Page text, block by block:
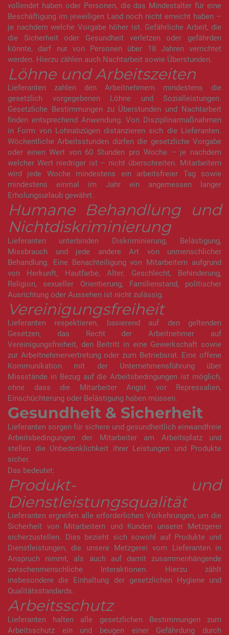
vollendet haben oder Personen, die das Mindestalter für eine
Beschäftigung im jeweiligen Land noch nicht erreicht haben –
je nachdem welche Vorgabe höher ist. Gefährliche Arbeit, die
die Sicherheit oder Gesundheit verletzen oder gefährden
könnte, darf nur von Personen über 18 Jahren verrichtet
werden. Hierzu zählen auch Nachtarbeit sowie Überstunden.
Löhne und Arbeitszeiten
Lieferanten zahlen den Arbeitnehmern mindestens die
gesetzlich vorgegebenen Löhne und Sozialleistungen.
Gesetzliche Bestimmungen zu Überstunden und Nachtarbeit
finden entsprechend Anwendung. Von Disziplinarmaßnahmen
in Form von Lohnabzügen distanzieren sich die Lieferanten.
Wöchentliche Arbeitsstunden dürfen die gesetzliche Vorgabe
oder einen Wert von 60 Stunden pro Woche – je nachdem
welcher Wert niedriger ist – nicht überschreiten. Mitarbeitern
wird jede Woche mindestens ein arbeitsfreier Tag sowie
mindestens einmal im Jahr ein angemessen langer
Erholungsurlaub gewährt.
Humane Behandlung und
Nichtdiskriminierung
Lieferanten unterbinden Diskriminierung, Belästigung,
Missbrauch und jede andere Art von unmenschlicher
Behandlung. Eine Benachteiligung von Mitarbeitern aufgrund
von Herkunft, Hautfarbe, Alter, Geschlecht, Behinderung,
Religion, sexueller Orientierung, Familienstand, politischer
Ausrichtung oder Aussehen ist nicht zulässig.
Vereinigungsfreiheit
Lieferanten respektieren, basierend auf den geltenden
Gesetzen, das Recht der Arbeitnehmer auf
Vereinigungsfreiheit, den Beitritt in eine Gewerkschaft sowie
zur Arbeitnehmervertretung oder zum Betriebsrat. Eine offene
Kommunikation mit der Unternehmensführung über
Missstände in Bezug auf die Arbeitsbedingungen ist möglich,
ohne dass die Mitarbeiter Angst vor Repressalien,
Einschüchterung oder Belästigung haben müssen.
Gesundheit & Sicherheit
Lieferanten sorgen für sichere und gesundheitlich einwandfreie
Arbeitsbedingungen der Mitarbeiter am Arbeitsplatz und
stellen die Unbedenklichkeit ihrer Leistungen und Produkte
sicher.
Das bedeutet:
Produkt- und
Dienstleistungsqualität
Lieferanten ergreifen alle erforderlichen Vorkehrungen, um die
Sicherheit von Mitarbeitern und Kunden unserer Metzgerei
sicherzustellen. Dies bezieht sich sowohl auf Produkte und
Dienstleistungen, die unsere Metzgerei vom Lieferanten in
Anspruch nimmt, als auch auf damit zusammenhängende
zwischenmenschliche Interaktionen. Hierzu zählt
insbesondere die Einhaltung der gesetzlichen Hygiene und
Qualitätsstandards.
Arbeitsschutz
Lieferanten halten alle gesetzlichen Bestimmungen zum
Arbeitsschutz ein und beugen einer Gefährdung durch